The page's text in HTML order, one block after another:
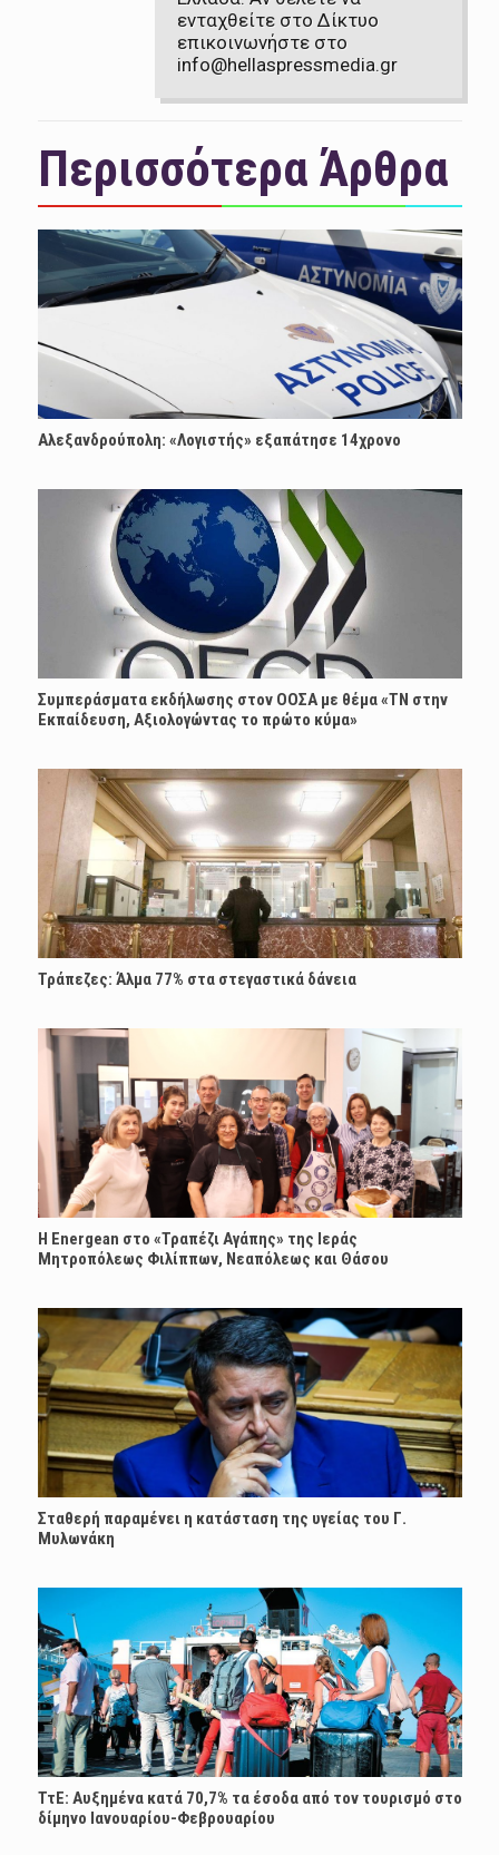
ενταχθείτε στο Δίκτυο
επικοινωνήστε στο
info@hellaspressmedia.gr
Περισσότερα Άρθρα
Αλεξανδρούπολη: «Λογιστής» εξαπάτησε 14χρονο
Συμπεράσματα εκδήλωσης στον ΟΟΣΑ με θέμα «ΤΝ στην
Εκπαίδευση, Αξιολογώντας το πρώτο κύμα»
Τράπεζες: Άλμα 77% στα στεγαστικά δάνεια
H Energean στο «Τραπέζι Αγάπης» της Ιεράς
Μητροπόλεως Φιλίππων, Νεαπόλεως και Θάσου
Σταθερή παραμένει η κατάσταση της υγείας του Γ.
Μυλωνάκη
ΤτΕ: Αυξημένα κατά 70,7% τα έσοδα από τον τουρισμό στο
δίμηνο Ιανουαρίου-Φεβρουαρίου